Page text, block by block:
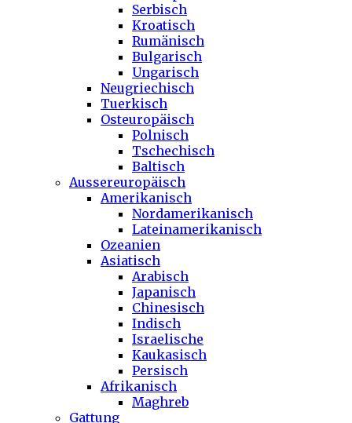
Serbisch
Kroatisch
Rumänisch
Bulgarisch
Ungarisch
Neugriechisch
Tuerkisch
Osteuropäisch
Polnisch
Tschechisch
Baltisch
Aussereuropäisch
Amerikanisch
Nordamerikanisch
Lateinamerikanisch
Ozeanien
Asiatisch
Arabisch
Japanisch
Chinesisch
Indisch
Israelische
Kaukasisch
Persisch
Afrikanisch
Maghreb
Gattung